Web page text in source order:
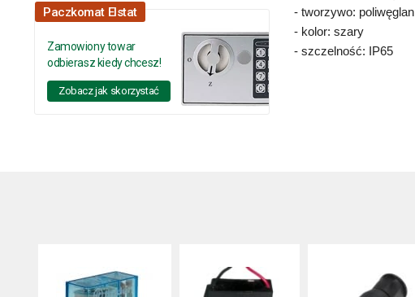
Paczkomat Elstat
Zamowiony towar
odbierasz kiedy chcesz!
Zobacz jak skorzystać
- tworzywo: poliwęglan
- kolor: szary
- szczelność: IP65